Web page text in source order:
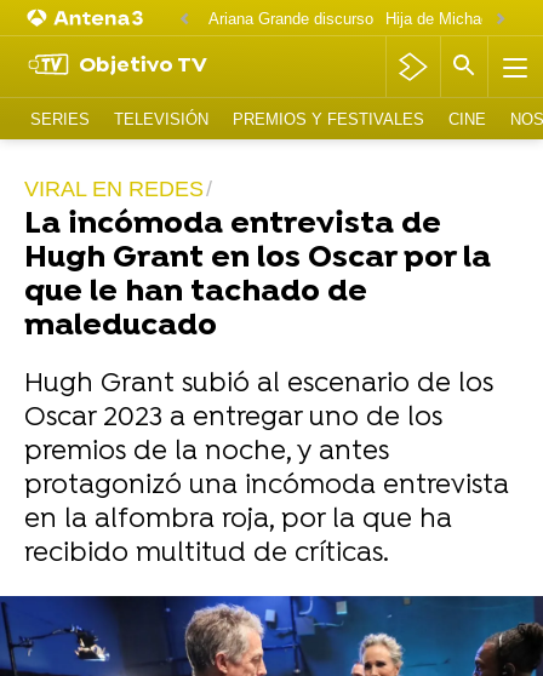
Ariana Grande discurso
Objetivo TV
SERIES TELEVISIÓN PREMIOS Y FESTIVALES CINE
VIRAL EN REDES
La incómoda entrevista de
Hugh Grant en los Oscar por la
que le han tachado de
maleducado
Hugh Grant subió al escenario de los
Oscar 2023 a entregar uno de los
premios de la noche, y antes
protagonizó una incómoda entrevista
en la alfombra roja, por la que ha
recibido multitud de críticas.
El momento loco de Hugh Grant en directo en
los Oscar: "Soy básicamente un escroto"